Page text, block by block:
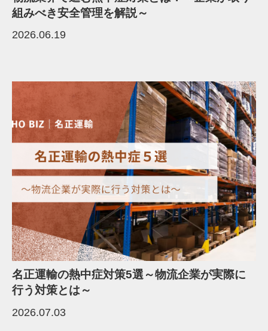
組みべき安全管理を解説～
2026.06.19
名正運輸の熱中症対策5選～物流企業が実際に
行う対策とは～
2026.07.03